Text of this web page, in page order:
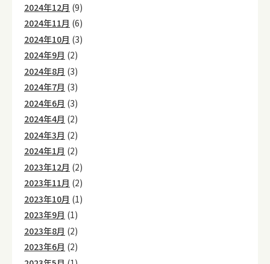
2024年12月 (9)
2024年11月 (6)
2024年10月 (3)
2024年9月 (2)
2024年8月 (3)
2024年7月 (3)
2024年6月 (3)
2024年4月 (2)
2024年3月 (2)
2024年1月 (2)
2023年12月 (2)
2023年11月 (2)
2023年10月 (1)
2023年9月 (1)
2023年8月 (2)
2023年6月 (2)